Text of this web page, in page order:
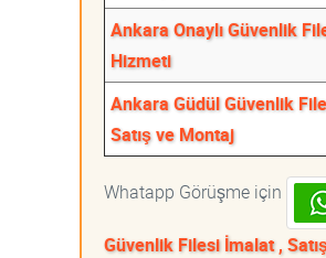
Ankara Onaylı Güvenlik
Hizmeti
Ankara Güdül Güvenlik
Satış ve Montaj
Whatapp Görüşme için
Güvenlik Filesi İmalat ,